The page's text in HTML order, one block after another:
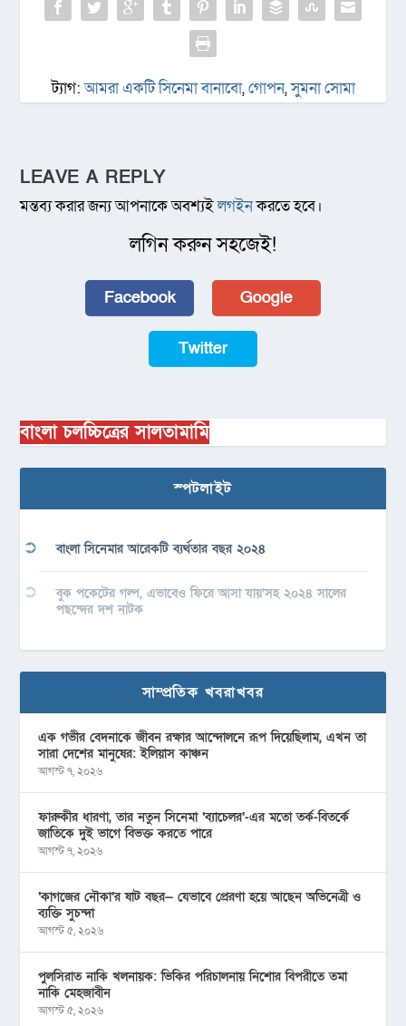
ট্যাগ:আমরা একটি সিনেমা বানাবো,গোপন,সুমনা সোমা
LEAVE A REPLY
মন্তব্য করার জন্য আপনাকে অবশ্যইলগইনকরতে হবে।
লগিন করুন সহজেই!
Facebook Google
Twitter
বাংলা চলচ্চিত্রের সালতামামি
স্পটলাইট
বাংলা সিনেমার আরেকটি ব্যর্থতার বছর ২০২৪
বুক পকেটের গল্প, এভাবেও ফিরে আসা যায়’সহ ২০২৪ সালের
পছন্দের দশ নাটক
সাম্প্রতিক খবরাখবর
এক গভীর বেদনাকে জীবন রক্ষার আন্দোলনে রূপ দিয়েছিলাম, এখন তা
সারা দেশের মানুষের: ইলিয়াস কাঞ্চন
আগস্ট ৭, ২০২৬
ফারুকীর ধারণা, তার নতুন সিনেমা ‘ব্যাচেলর’-এর মতো তর্ক-বিতর্কে
জাতিকে দুই ভাগে বিভক্ত করতে পারে
আগস্ট ৭, ২০২৬
‘কাগজের নৌকা’র ষাট বছর— যেভাবে প্রেরণা হয়ে আছেন অভিনেত্রী ও
ব্যক্তি সুচন্দা
আগস্ট ৫, ২০২৬
পুলসিরাত নাকি খলনায়ক: ভিকির পরিচালনায় নিশোর বিপরীতে তমা
নাকি মেহজাবীন
আগস্ট ৫, ২০২৬